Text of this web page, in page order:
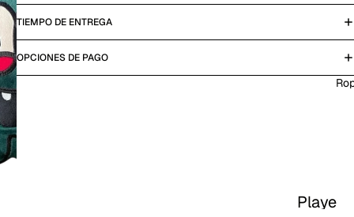
Playe
TIEMPO DE ENTREGA
OPCIONES DE PAGO